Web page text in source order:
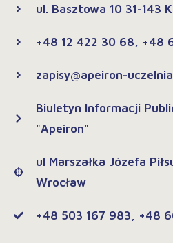
ul. Basztowa 10 31-143
+48 12 422 30 68, +48
zapisy@apeiron-
Biuletyn Informacji
"Apeiron"
ul Marszałka Józefa
Wrocław
+48 503 167 983, +48